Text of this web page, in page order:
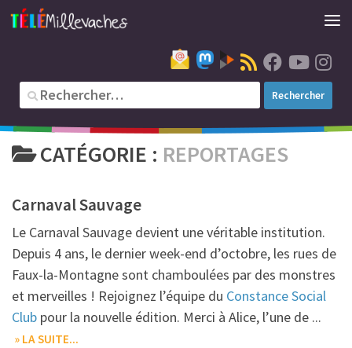
CATÉGORIE : REPORTAGES
Carnaval Sauvage
Le Carnaval Sauvage devient une véritable institution.
Depuis 4 ans, le dernier week-end d’octobre, les rues de
Faux-la-Montagne sont chamboulées par des monstres
et merveilles ! Rejoignez l’équipe du Constance Social
Club pour la nouvelle édition. Merci à Alice, l’une de ...
» LA SUITE...